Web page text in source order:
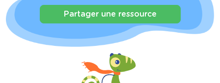
Partager une ressource